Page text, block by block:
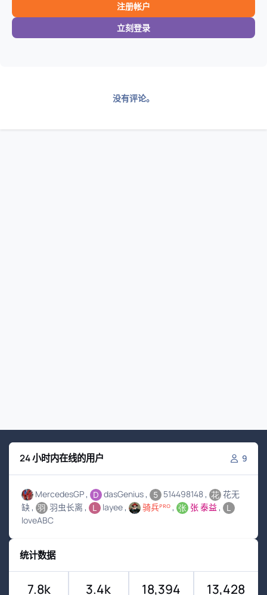
注册帐户
立刻登录
没有评论。
24 小时内在线的用户 9
MercedesGP dasGenius 514498148
花无
缺
羽虫长离 layee 骑兵ᴾᴿᴼ
张 泰益
loveABC
统计数据
7.8k 3.4k 18,394 13,428